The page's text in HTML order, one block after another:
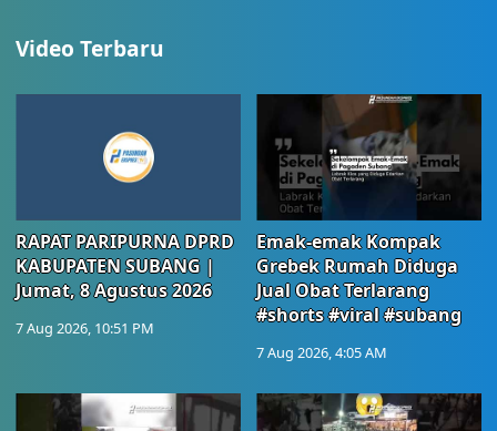
Video Terbaru
RAPAT PARIPURNA DPRD
KABUPATEN SUBANG |
Jumat, 8 Agustus 2026
7 Aug 2026, 10:51 PM
Emak-emak Kompak
Grebek Rumah Diduga
Jual Obat Terlarang
#shorts #viral #subang
7 Aug 2026, 4:05 AM